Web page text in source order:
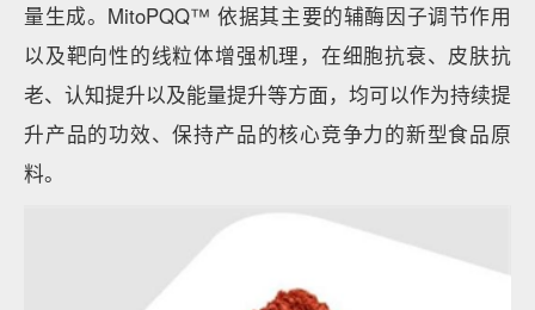
量生成。MitoPQQ™ 依据其主要的辅酶因子调节作用
以及靶向性的线粒体增强机理，在细胞抗衰、皮肤抗
老、认知提升以及能量提升等方面，均可以作为持续提
升产品的功效、保持产品的核心竞争力的新型食品原
料。